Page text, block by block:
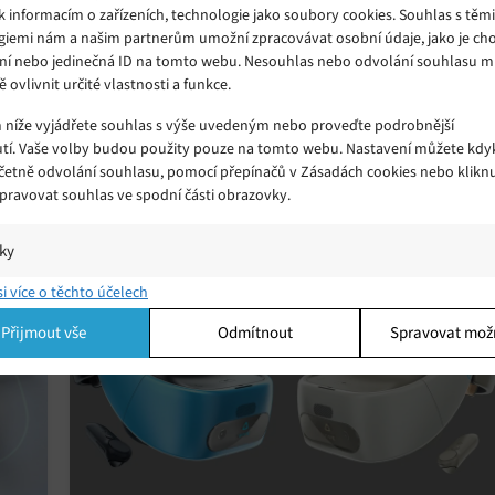
informacím o zařízeních, technologie jako soubory cookies. Souhlas s
nám a našim partnerům umožní zpracovávat osobní údaje, jako je
nebo jedinečná ID na tomto webu. Nesouhlas nebo odvolání souhlasu
ovlivnit určité vlastnosti a funkce.
vyjádřete souhlas s výše uvedeným nebo proveďte podrobnější
Vaše volby budou použity pouze na tomto webu. Nastavení můžete
odvolání souhlasu, pomocí přepínačů v Zásadách cookies nebo
souhlas ve spodní části obrazovky.
a/nebo přístup k informacím v zařízení, Porozumění publiku
kombinací údajů z různých zdrojů.
a/nebo přístup k informacím v zařízení, Použití omezených údajů k výběru
Vytváření profilů pro personalizovanou reklamu, Používání profilů k výběru
reklamy, Vytváření profilů pro personalizovaný obsah, Používání
výběr personalizovaného obsahu, Použití omezených údajů k výběru
více o těchto účelech
Přijmout vše Odmítnout Spravovat
Panasonic přichází s kompaktními VR
brýlemi s podporou HDR
Neděle 12. 01. 2020 Samuel
Brýle pro virtuální realitu jsou sice skvělá věc, ale